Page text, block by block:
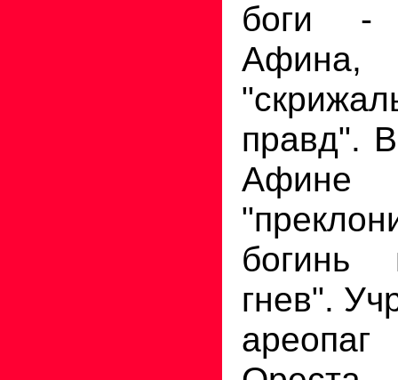
боги -
Афина,
правд".
богинь
гнев".